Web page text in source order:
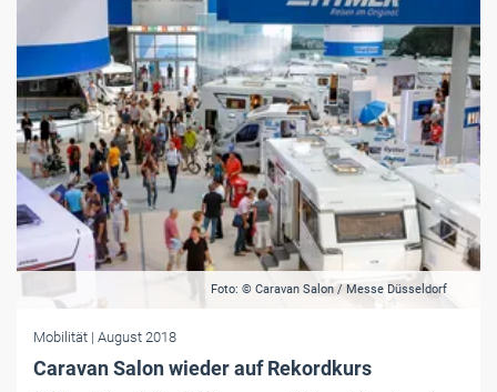
Foto: © Caravan Salon / Messe Düsseldorf
Mobilität | August 2018
Caravan Salon wieder auf Rekordkurs